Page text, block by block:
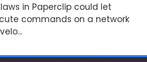
in Paperclip could let
commands on a network